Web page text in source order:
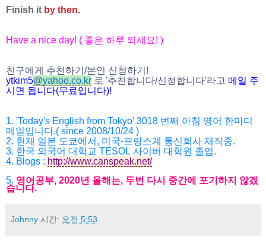
Finish it by then.
Have a nice day! ( 좋은 하루 되세요! )
친구에게 추천하기 /본인 신청하기 !
ytkim5@yahoo.co.kr 로 '추천합니다/신청합니다'라고 메일 주
시면 됩니다(무료입니다)!
1. 'Today's English from Tokyo' 3018 번째 아침 영어 한마디
메일입니다.( since 2008/10/24 )
2. 현재 일본 도쿄에서 , 미국-프랑스계 통신회사 재직중.
3. 한국 외국어 대학교 TESOL 사이버 대학원 졸업.
4. Blogs : http://www.canspeak.net/
5. 영어공부, 2020년 올해는, 두번 다시 중간에 포기하지 않겠
습니다.
Johnny 시간: 오전 5:53